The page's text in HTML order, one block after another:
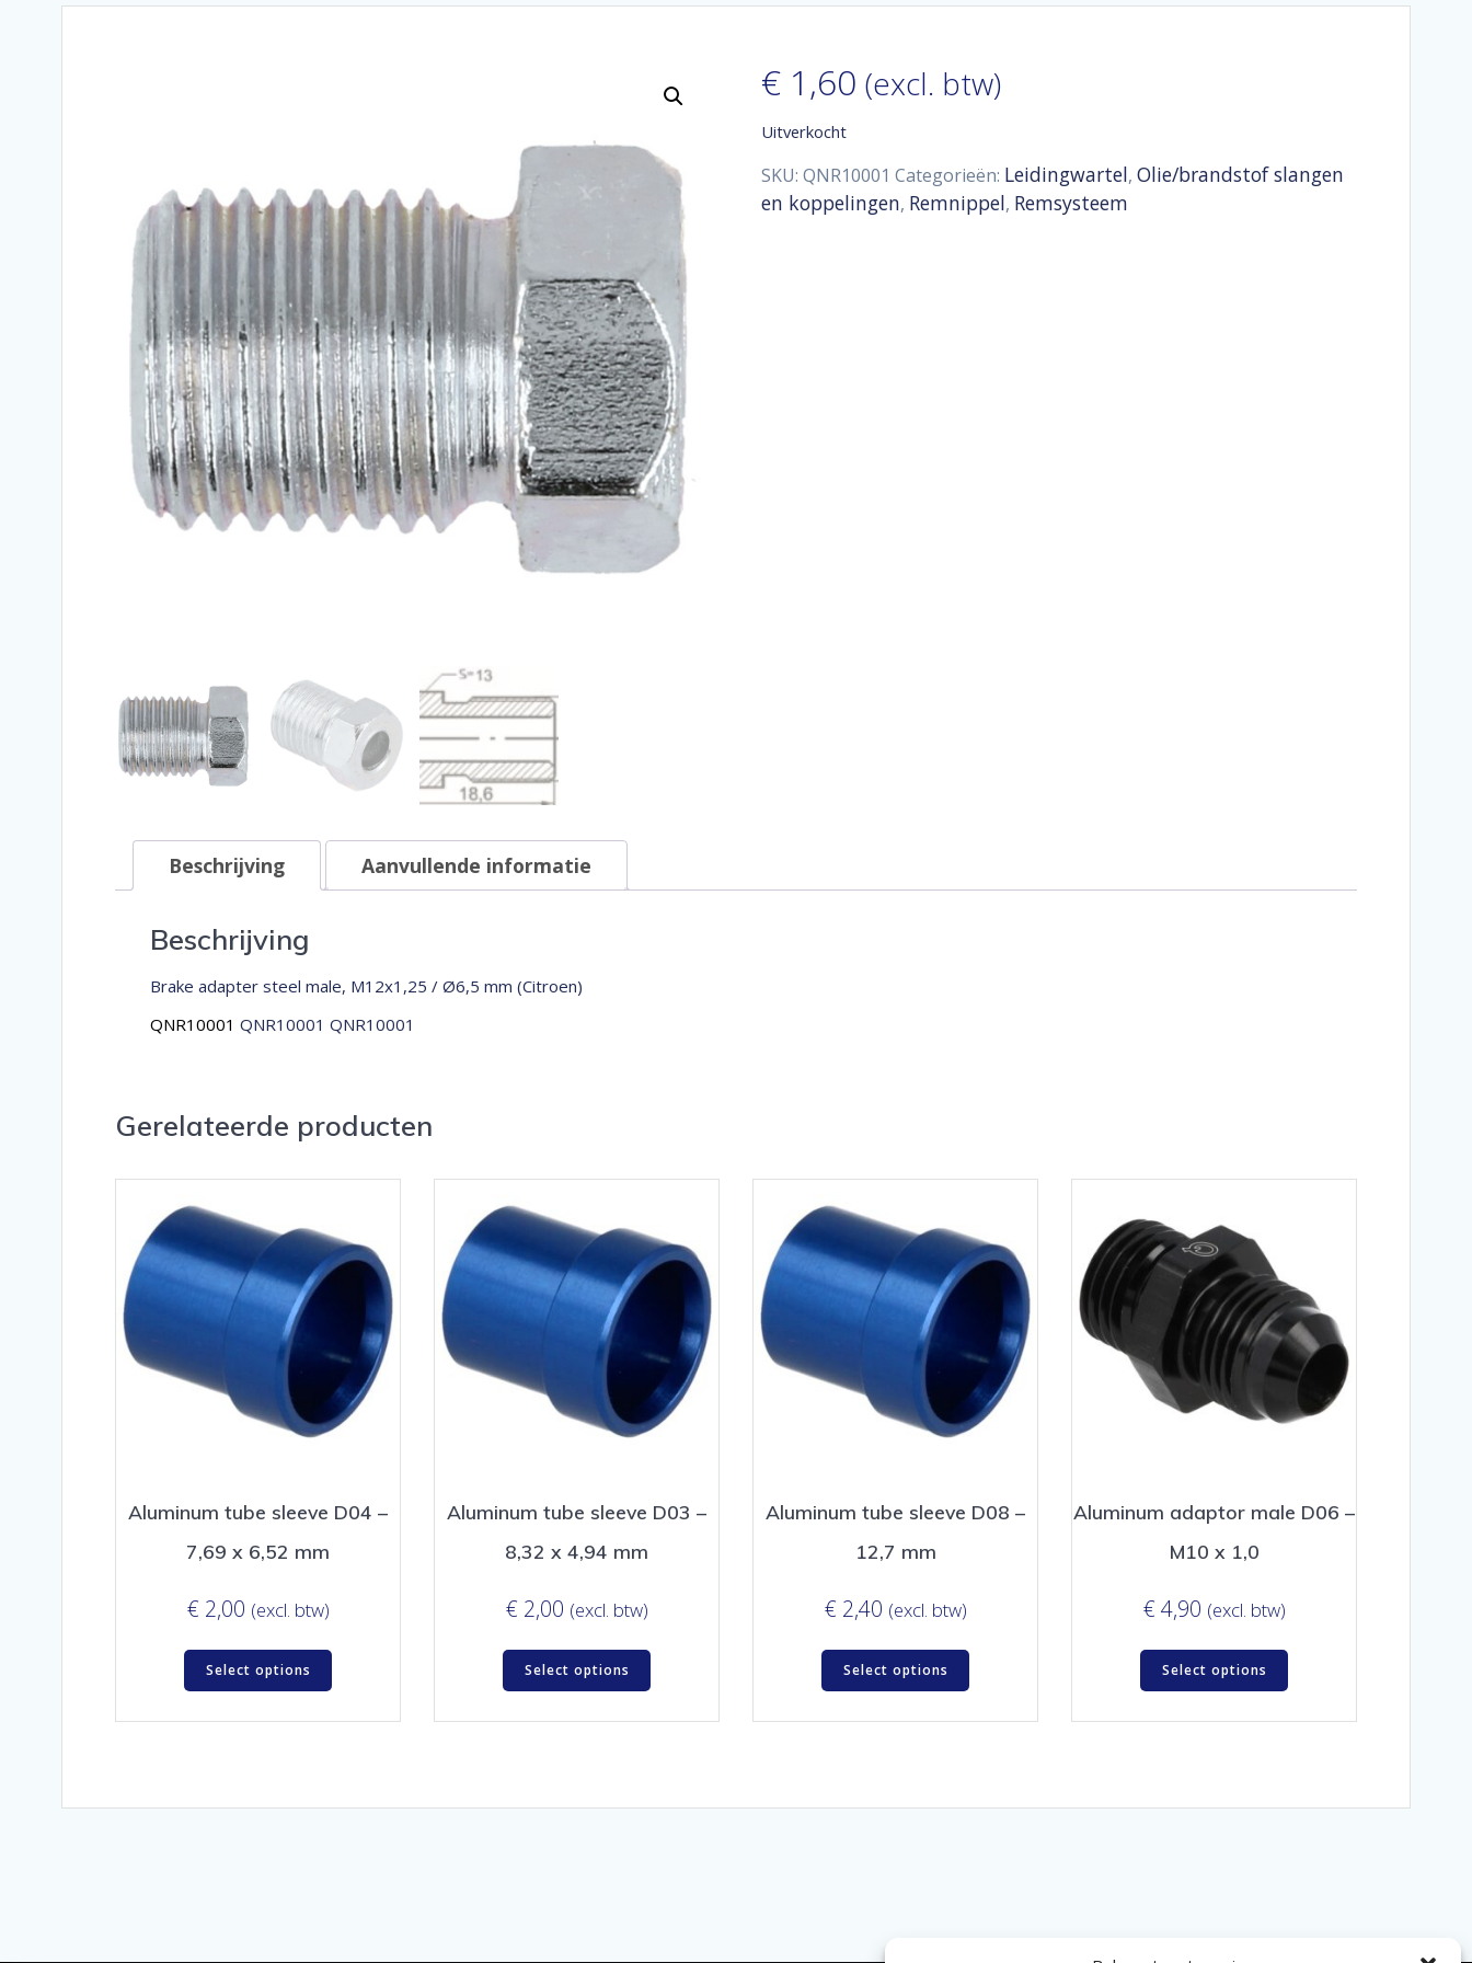
€1,60 (excl. btw)
Uitverkocht
SKU: QNR10001 Categorieën: Leidingwartel, Olie/brandstof slangen
en koppelingen, Remnippel, Remsysteem
Beschrijving Aanvullende informatie
Beschrijving
Brake adapter steel male, M12x1,25 / Ø6,5 mm (Citroen)
QNR10001 QNR10001 QNR10001
Gerelateerde producten
Aluminum tube sleeve D04 –
7,69 x 6,52 mm
€ 2,00 (excl. btw)
Select options
Aluminum tube sleeve D03 –
8,32 x 4,94 mm
€ 2,00 (excl. btw)
Select options
Aluminum tube sleeve D08 –
12,7 mm
€ 2,40 (excl. btw)
Select options
Aluminum adaptor male D06 –
M10 x 1,0
€ 4,90 (excl. btw)
Select options